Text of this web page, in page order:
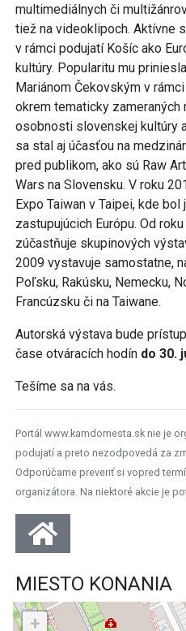
multimediálnych či
tiež na videoklipoch. Aktívne
v rámci podujatí Košíc ako
kultúry. Popularitu mu
Mariánom Čekovským v
okrem tematicky
osobnosti slovenskej kultúry
sa stal aj účasťou na
pred publikom, ako sú Raw
Wars na Slovensku. V roku
Expo Taiwan v Taipei, kde
zastupujúcich Európu. Od
zúčastňuje skupinových
2009 vystavuje samostatne,
Poľsku, Rakúsku, Nemecku,
Francúzsku či na Taiwane.
Autorská výstava bude
čase otváracích hodín do 30.
Tešíme sa na vás.
Portál www.kamdomesta.sk nie je
podujatí a preto nezodpovedá za
Odporúčame preveriť si vopred
organizátora. Na niektoré akcie je
MIESTO KONANIA
+